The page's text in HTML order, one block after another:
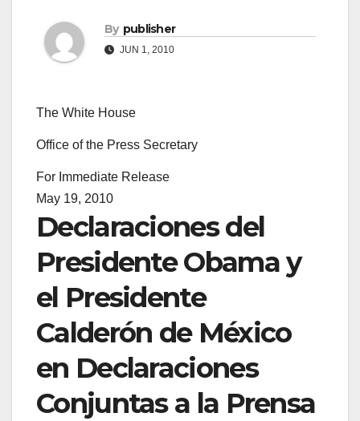
By publisher
JUN 1, 2010
The White House
Office of the Press Secretary
For Immediate Release
May 19, 2010
Declaraciones del
Presidente Obama y
el Presidente
Calderón de México
en Declaraciones
Conjuntas a la Prensa